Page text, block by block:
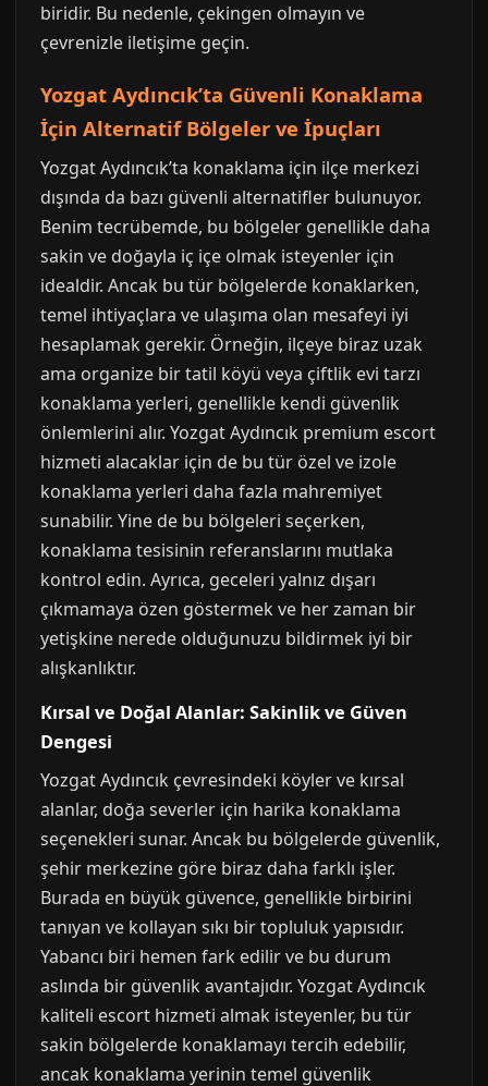
biridir. Bu nedenle, çekingen olmayın ve
çevrenizle iletişime geçin.
Yozgat Aydıncık’ta Güvenli Konaklama
İçin Alternatif Bölgeler ve İpuçları
Yozgat Aydıncık’ta konaklama için ilçe merkezi
dışında da bazı güvenli alternatifler bulunuyor.
Benim tecrübemde, bu bölgeler genellikle daha
sakin ve doğayla iç içe olmak isteyenler için
idealdir. Ancak bu tür bölgelerde konaklarken,
temel ihtiyaçlara ve ulaşıma olan mesafeyi iyi
hesaplamak gerekir. Örneğin, ilçeye biraz uzak
ama organize bir tatil köyü veya çiftlik evi tarzı
konaklama yerleri, genellikle kendi güvenlik
önlemlerini alır. Yozgat Aydıncık premium escort
hizmeti alacaklar için de bu tür özel ve izole
konaklama yerleri daha fazla mahremiyet
sunabilir. Yine de bu bölgeleri seçerken,
konaklama tesisinin referanslarını mutlaka
kontrol edin. Ayrıca, geceleri yalnız dışarı
çıkmamaya özen göstermek ve her zaman bir
yetişkine nerede olduğunuzu bildirmek iyi bir
alışkanlıktır.
Kırsal ve Doğal Alanlar: Sakinlik ve Güven
Dengesi
Yozgat Aydıncık çevresindeki köyler ve kırsal
alanlar, doğa severler için harika konaklama
seçenekleri sunar. Ancak bu bölgelerde güvenlik,
şehir merkezine göre biraz daha farklı işler.
Burada en büyük güvence, genellikle birbirini
tanıyan ve kollayan sıkı bir topluluk yapısıdır.
Yabancı biri hemen fark edilir ve bu durum
aslında bir güvenlik avantajıdır. Yozgat Aydıncık
kaliteli escort hizmeti almak isteyenler, bu tür
sakin bölgelerde konaklamayı tercih edebilir,
ancak konaklama yerinin temel güvenlik